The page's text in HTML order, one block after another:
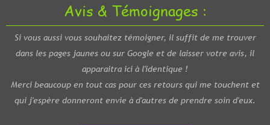
Avis & Témoignages :
Si vous aussi vous souhaitez témoigner, il suffit de me trouver
dans les pages jaunes ou sur Google et de laisser votre avis, il
apparaitra ici à l'identique !
Merci beaucoup en tout cas pour ces retours qui me touchent et
qui j'espère donneront envie à d'autres de prendre soin d'eux.